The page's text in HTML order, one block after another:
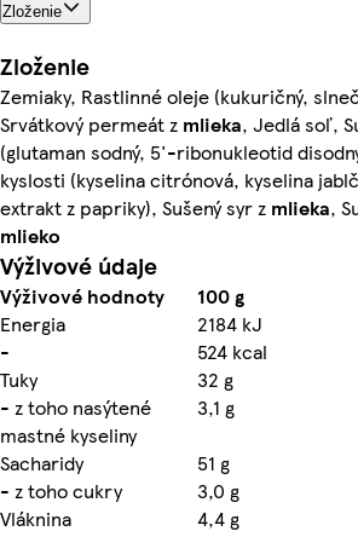
Zloženie
Zloženie
Zemiaky, Rastlinné oleje (kukuričný,
Srvátkový permeát z mlieka, Jedlá soľ,
(glutaman sodný, 5'-ribonukleotid
kyslosti (kyselina citrónová, kyselina
extrakt z papriky), Sušený syr z mlieka,
mlieko
Výživové údaje
Výživové hodnoty 100 g
Energia
2184 kJ
-
524 kcal
Tuky
32 g
- z toho nasýtené
mastné kyseliny
3,1 g
Sacharidy
51 g
- z toho cukry
3,0 g
Vláknina
4,4 g